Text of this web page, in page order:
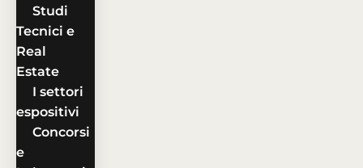
Studi
Tecnici e
Real
Estate
I settori
espositivi
Concorsi
e